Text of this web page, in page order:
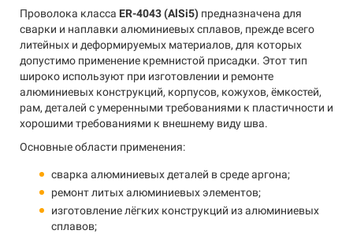
Проволока класса ER-4043 (AlSi5) предназначена для
сварки и наплавки алюминиевых сплавов, прежде всего
литейных и деформируемых материалов, для которых
допустимо применение кремнистой присадки. Этот тип
широко используют при изготовлении и ремонте
алюминиевых конструкций, корпусов, кожухов, ёмкостей,
рам, деталей с умеренными требованиями к пластичности и
хорошими требованиями к внешнему виду шва.
Основные области применения:
сварка алюминиевых деталей в среде аргона;
ремонт литых алюминиевых элементов;
изготовление лёгких конструкций из алюминиевых
сплавов;